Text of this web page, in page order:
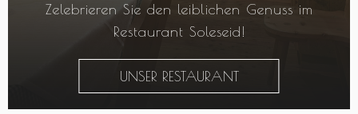
Zelebrieren Sie den leiblichen Genuss im
Restaurant Soleseid!
UNSER RESTAURANT